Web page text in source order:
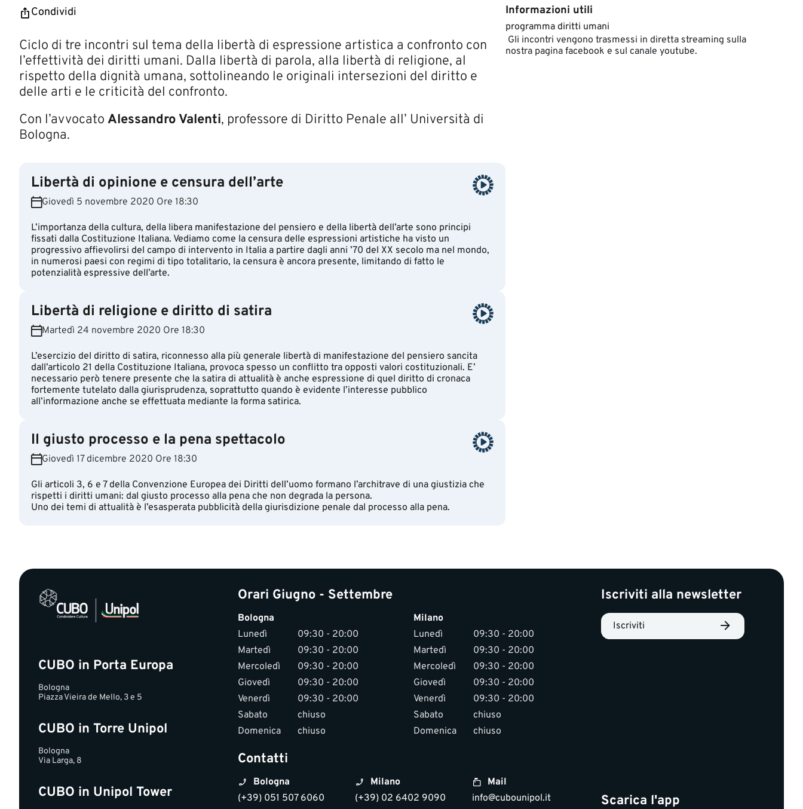
Condividi
​​​​​​​​​​​​​​Ciclo di tre incontri sul tema della libertà di espressione artistica a confronto con
l’effettività dei diritti umani. Dalla libertà di parola, alla libertà di religione, al
rispetto della dignità umana, sottolineando le originali intersezioni del diritto e
delle arti e le criticità del confronto.
Con l’avvocato Alessandro Valenti, professore di Diritto Penale all’ Università di
Bologna.
Libertà di opinione e censura dell’arte
Giovedì 5 novembre 2020 Ore 18:30
L’importanza della cultura, della libera manifestazione del pensiero e della libertà dell’arte sono principi
fissati dalla Costituzione Italiana. Vediamo come la censura delle espressioni artistiche ha visto un
progressivo affievolirsi del campo di intervento in Italia a partire dagli anni ’70 del XX secolo ma nel mondo,
in numerosi paesi con regimi di tipo totalitario, la censura è ancora presente, limitando di fatto le
potenzialità espressive dell’arte.
Libertà di religione e diritto di satira
Martedì 24 novembre 2020 Ore 18:30
L’esercizio del diritto di satira, riconnesso alla più generale libertà di manifestazione del pensiero sancita
dall’articolo 21 della Costituzione Italiana, provoca spesso un conflitto tra opposti valori costituzionali. E’
necessario però tenere presente che la satira di attualità è anche espressione di quel diritto di cronaca
fortemente tutelato dalla giurisprudenza, soprattutto quando è evidente l’interesse pubblico
all’informazione anche se effettuata mediante la forma satirica.
Il giusto processo e la pena spettacolo
Giovedì 17 dicembre 2020 Ore 18:30
Gli articoli 3, 6 e 7 della Convenzione Europea dei Diritti dell’uomo formano l’architrave di una giustizia che
rispetti i diritti umani: dal giusto processo alla pena che non degrada la persona.
Uno dei temi di attualità è l’esasperata pubblicità della giurisdizione penale dal processo alla pena.
Informazioni utili
​programma diritti umani
​Gli incontri vengono trasmessi in diretta streaming sulla
nostra pagina facebook e sul canale youtube.
CUBO in Porta Europa
Bologna
Piazza Vieira de Mello, 3 e 5
CUBO in Torre Unipol
Bologna
Via Larga, 8
CUBO in Unipol Tower
Orari Giugno - Settembre
Bologna
Lunedì
09:30 - 20:00
Martedì
09:30 - 20:00
Mercoledì
09:30 - 20:00
Giovedì
09:30 - 20:00
Venerdì
09:30 - 20:00
Sabato
chiuso
Domenica
chiuso
Milano
Lunedì
09:30 - 20:00
Martedì
09:30 - 20:00
Mercoledì
09:30 - 20:00
Giovedì
09:30 - 20:00
Venerdì
09:30 - 20:00
Sabato
chiuso
Domenica
chiuso
Contatti
Bologna
(+39) 051 507 6060
Milano
(+39) 02 6402 9090
Mail
info@cubounipol.it
Iscriviti alla newsletter
Iscriviti
Scarica l'app